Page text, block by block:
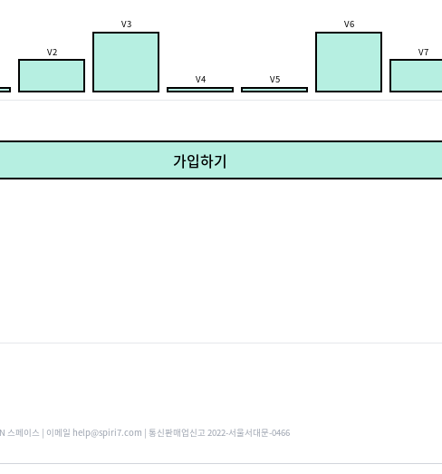
V2
V3
V4 V5
V6
V7
가입하기
스페이스 | 이메일 help@spiri7.com | 통신판매업신고 2022-서울서대문-0466